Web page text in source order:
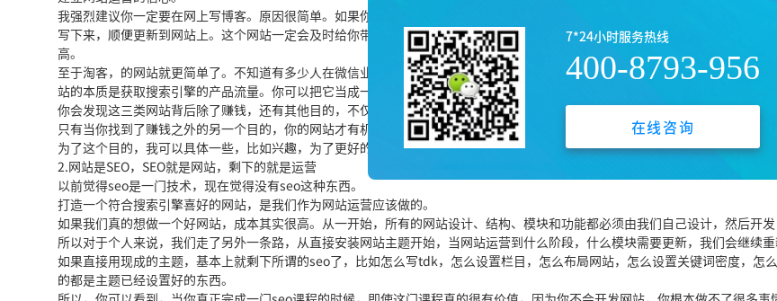
我强烈建议你一定要在网上写博客。原因很简单。如果你想在网上赚钱，你必须学习。如果你想充分利用你的学习效率，你应该
写下来，顺便更新到网站上。这个网站一定会及时给你带来很多收入。我不希望你做这个网站，因为网站赚钱。况且网上赚钱的原
高。
至于淘客，的网站就更简单了。不知道有多少人在微信业务上代理，卖不了产品。事实上，淘客的网站并不意味着你必须通过淘
站的本质是获取搜索引擎的产品流量。你可以把它当成一种产品推广方法。
你会发现这三类网站背后除了赚钱，还有其他目的，不仅仅是赚钱。
只有当你找到了赚钱之外的另一个目的，你的网站才有机会长期运营。
为了这个目的，我可以具体一些，比如兴趣，为了更好的学习，晋升渠道，自律，习惯养成，专业技能等等。
2.网站是SEO，SEO就是网站，剩下的就是运营
以前觉得seo是一门技术，现在觉得没有seo这种东西。
打造一个符合搜索引擎喜好的网站，是我们作为网站运营应该做的。
如果我们真的想做一个好网站，成本其实很高。从一开始，所有的网站设计、结构、模块和功能都必须由我们自己设计，然后开发
所以对于个人来说，我们走了另外一条路，从直接安装网站主题开始，当网站运营到什么阶段，什么模块需要更新，我们会继续重
如果直接用现成的主题，基本上就剩下所谓的seo了，比如怎么写tdk，怎么设置栏目，怎么布局网站，怎么设置关键词密度，怎
的都是主题已经设置好的东西。
7*24小时服务热线
400-8793-956
在线咨询